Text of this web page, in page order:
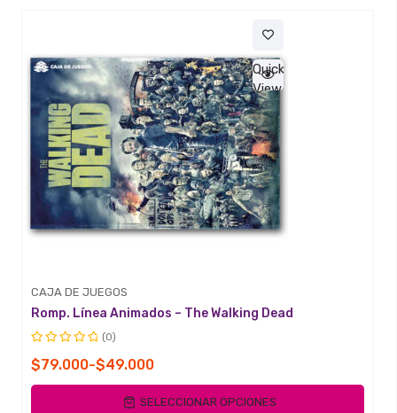
Quick
View
CAJA DE JUEGOS
Romp. Línea Animados – The Walking Dead
con
0
(0)
$49.000
-
$79.000
Rango
de
SELECCIONAR OPCIONES